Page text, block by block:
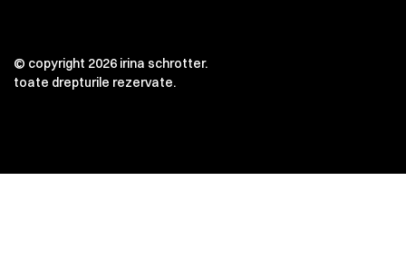
© copyright 2026 irina schrotter.
toate drepturile rezervate.